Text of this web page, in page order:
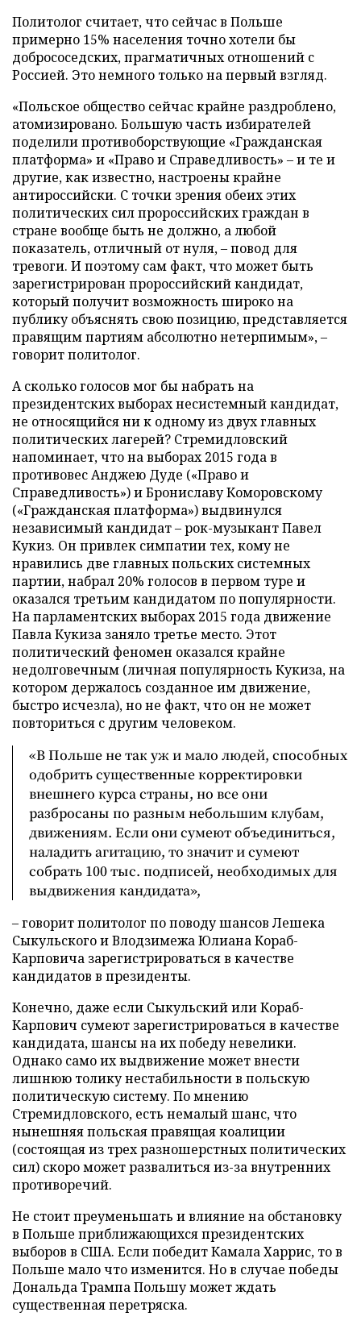
Политолог считает, что сейчас в Польше
примерно 15% населения точно хотели бы
добрососедских, прагматичных отношений с
Россией. Это немного только на первый взгляд.
«Польское общество сейчас крайне раздроблено,
атомизировано. Большую часть избирателей
поделили противоборствующие «Гражданская
платформа» и «Право и Справедливость» – и те и
другие, как известно, настроены крайне
антироссийски. С точки зрения обеих этих
политических сил пророссийских граждан в
стране вообще быть не должно, а любой
показатель, отличный от нуля, – повод для
тревоги. И поэтому сам факт, что может быть
зарегистрирован пророссийский кандидат,
который получит возможность широко на
публику объяснять свою позицию, представляется
правящим партиям абсолютно нетерпимым», –
говорит политолог.
А сколько голосов мог бы набрать на
президентских выборах несистемный кандидат,
не относящийся ни к одному из двух главных
политических лагерей? Стремидловский
напоминает, что на выборах 2015 года в
противовес Анджею Дуде («Право и
Справедливость») и Брониславу Коморовскому
(«Гражданская платформа») выдвинулся
независимый кандидат – рок-музыкант Павел
Кукиз. Он привлек симпатии тех, кому не
нравились две главных польских системных
партии, набрал 20% голосов в первом туре и
оказался третьим кандидатом по популярности.
На парламентских выборах 2015 года движение
Павла Кукиза заняло третье место. Этот
политический феномен оказался крайне
недолговечным (личная популярность Кукиза, на
котором держалось созданное им движение,
быстро исчезла), но не факт, что он не может
повториться с другим человеком.
«В Польше не так уж и мало людей, способных
одобрить существенные корректировки
внешнего курса страны, но все они
разбросаны по разным небольшим клубам,
движениям. Если они сумеют объединиться,
наладить агитацию, то значит и сумеют
собрать 100 тыс. подписей, необходимых для
выдвижения кандидата»,
– говорит политолог по поводу шансов Лешека
Сыкульского и Влодзимежа Юлиана Кораб-
Карповича зарегистрироваться в качестве
кандидатов в президенты.
Конечно, даже если Сыкульский или Кораб-
Карпович сумеют зарегистрироваться в качестве
кандидата, шансы на их победу невелики.
Однако само их выдвижение может внести
лишнюю толику нестабильности в польскую
политическую систему. По мнению
Стремидловского, есть немалый шанс, что
нынешняя польская правящая коалиции
(состоящая из трех разношерстных политических
сил) скоро может развалиться из-за внутренних
противоречий.
Не стоит преуменьшать и влияние на обстановку
в Польше приближающихся президентских
выборов в США. Если победит Камала Харрис, то в
Польше мало что изменится. Но в случае победы
Дональда Трампа Польшу может ждать
существенная перетряска.